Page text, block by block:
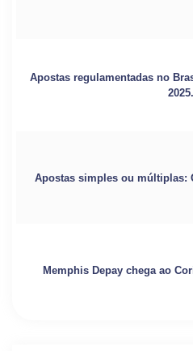
Apostas regulamentadas no
2025.
Apostas simples ou múltiplas:
Memphis Depay chega ao